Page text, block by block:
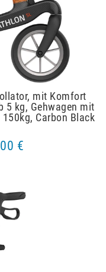
mit Komfort
5 kg, Gehwagen mit
Carbon Black
€